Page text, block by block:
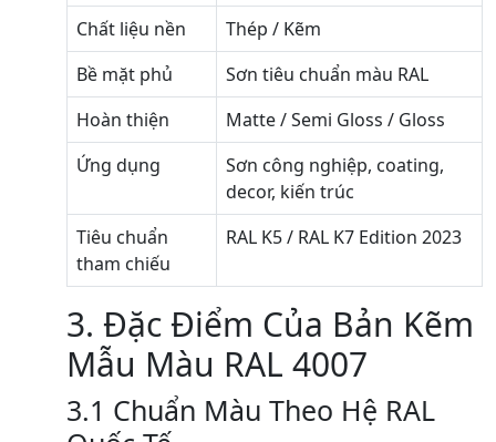
Chất liệu nền
Thép / Kẽm
Bề mặt phủ
Sơn tiêu chuẩn màu RAL
Hoàn thiện
Matte / Semi Gloss / Gloss
Ứng dụng
Sơn công nghiệp, coating,
decor, kiến trúc
Tiêu chuẩn
tham chiếu
RAL K5 / RAL K7 Edition 2023
3. Đặc Điểm Của Bản Kẽm
Mẫu Màu RAL 4007
3.1 Chuẩn Màu Theo Hệ RAL